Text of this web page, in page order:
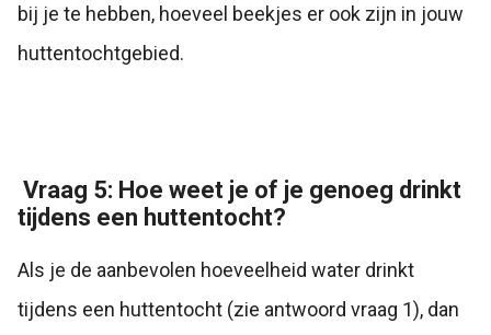
bij je te hebben, hoeveel beekjes er ook zijn in jouw
huttentochtgebied.
Vraag 5: Hoe weet je of je genoeg drinkt
tijdens een huttentocht?
Als je de aanbevolen hoeveelheid water drinkt
tijdens een huttentocht (zie antwoord vraag 1), dan